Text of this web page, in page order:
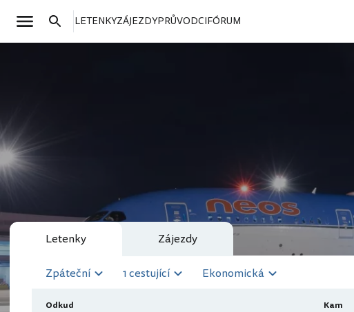
LETENKYZÁJEZDYPRŮVODCIFÓRUM
Letenky Zájezdy
Zpáteční 1 cestující Ekonomická
Odkud Kam